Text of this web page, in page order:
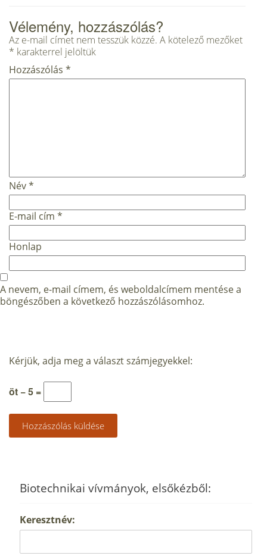
Vélemény, hozzászólás?
Az e-mail címet nem tesszük közzé. A kötelező mezőket
* karakterrel jelöltük
Hozzászólás *
Név*
E-mail cím *
Honlap
A nevem, e-mail címem, és weboldalcímem mentése a
böngészőben a következő hozzászólásomhoz.
Kérjük, adja meg a választ számjegyekkel:
öt − 5 =
Biotechnikai vívmányok, elsőkézből:
Keresztnév: